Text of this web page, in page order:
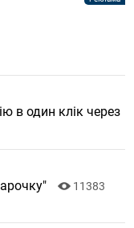
в один клік через
11383